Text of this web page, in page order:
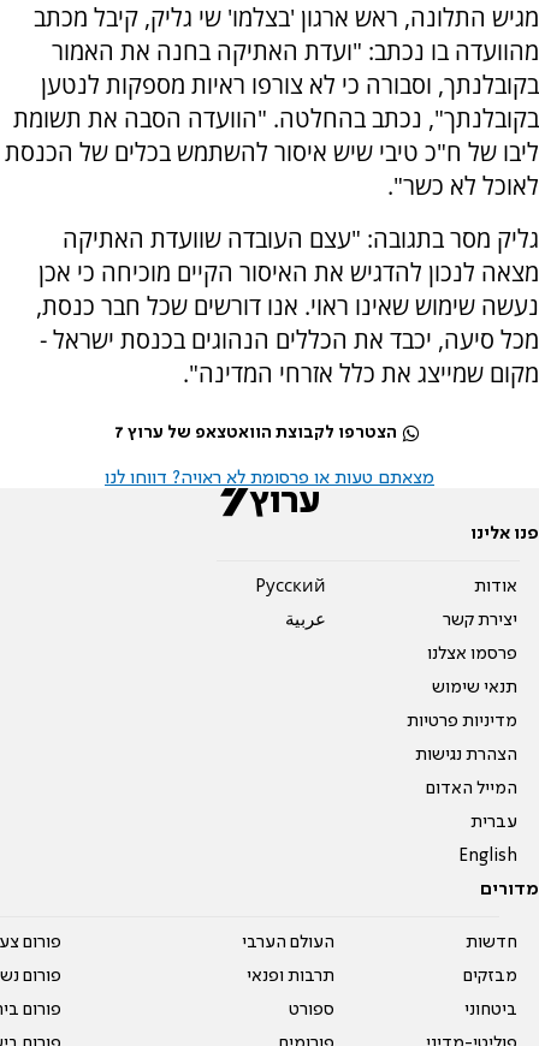
מגיש התלונה, ראש ארגון 'בצלמו' שי גליק, קיבל מכתב
מהוועדה בו נכתב: "ועדת האתיקה בחנה את האמור
בקובלנתך, וסבורה כי לא צורפו ראיות מספקות לנטען
בקובלנתך", נכתב בהחלטה. "הוועדה הסבה את תשומת
ליבו של ח"כ טיבי שיש איסור להשתמש בכלים של הכנסת
לאוכל לא כשר".
גליק מסר בתגובה: "עצם העובדה שוועדת האתיקה
מצאה לנכון להדגיש את האיסור הקיים מוכיחה כי אכן
נעשה שימוש שאינו ראוי. אנו דורשים שכל חבר כנסת,
מכל סיעה, יכבד את הכללים הנהוגים בכנסת ישראל -
מקום שמייצג את כלל אזרחי המדינה".
הצטרפו לקבוצת הוואטצאפ של ערוץ 7
מצאתם טעות או פרסומת לא ראויה? דווחו לנו
פנו אלינו
אודות
יצירת קשר
פרסמו אצלנו
תנאי שימוש
מדיניות פרטיות
הצהרת נגישות
המייל האדום
עברית
English
Pусский
عربية
מדורים
חדשות
מבזקים
ביטחוני
העולם הערבי
תרבות ופנאי
ספורט
פורום
פורום
פורום